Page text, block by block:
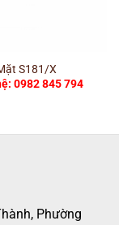
S181/X
0982 845 794
Phường